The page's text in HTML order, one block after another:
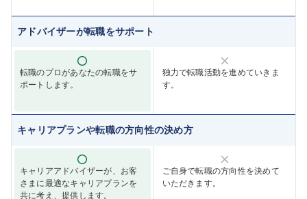
アドバイザーが転職をサポート
転職のプロがあなたの転職をサ
ポートします。
独力で転職活動を進めていきま
す。
キャリアプランや転職の方向性の決め方
キャリアアドバイザーが、お客
さまに最適なキャリアプランを
共に考え、提供します。
ご自身で転職の方向性を決めて
いただきます。